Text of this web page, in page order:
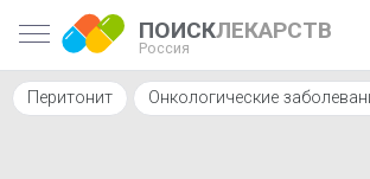
ПОИСКЛЕКАРСТВ
Россия
Перитонит Онкологические